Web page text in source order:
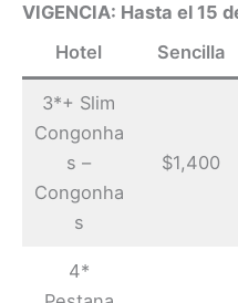
VIGENCIA: Hasta el 15
Hotel
Sencilla
3*+ Slim
Congonha
s –
Congonha
s
$1,400
4*